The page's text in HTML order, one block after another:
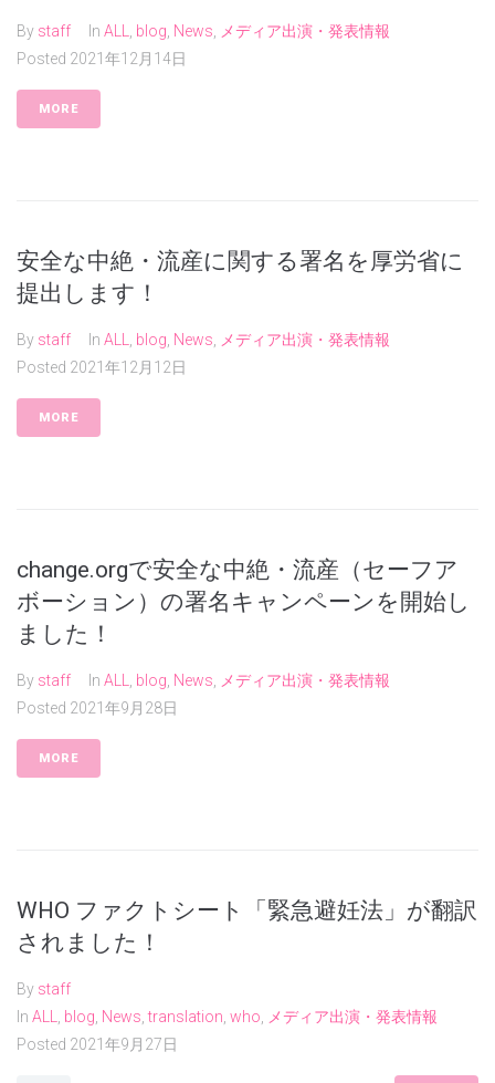
By staff In ALL blog News
メディア出演・発表情報
Posted 2021年12月14日
MORE
安全な中絶・流産に関する署名を厚労省に
提出します！
By staff In ALL blog News
メディア出演・発表情報
Posted 2021年12月12日
MORE
change.orgで安全な中絶・流産（セーフア
ボーション）の署名キャンペーンを開始し
ました！
By staff In ALL blog News
メディア出演・発表情報
Posted 2021年9月28日
MORE
WHO ファクトシート「緊急避妊法」が翻訳
されました！
By staff
In ALL blog News ,translation who
メディア出演・発表情報
Posted 2021年9月27日